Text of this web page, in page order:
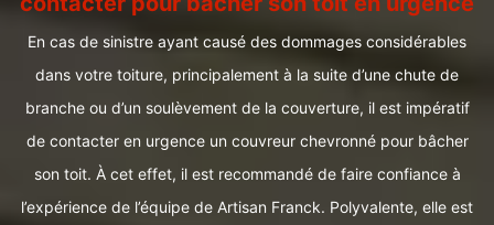
En cas de sinistre ayant causé des dommages considérables
dans votre toiture, principalement à la suite d’une chute de
branche ou d’un soulèvement de la couverture, il est impératif
de contacter en urgence un couvreur chevronné pour bâcher
son toit. À cet effet, il est recommandé de faire confiance à
l’expérience de l’équipe de Artisan Franck. Polyvalente, elle est